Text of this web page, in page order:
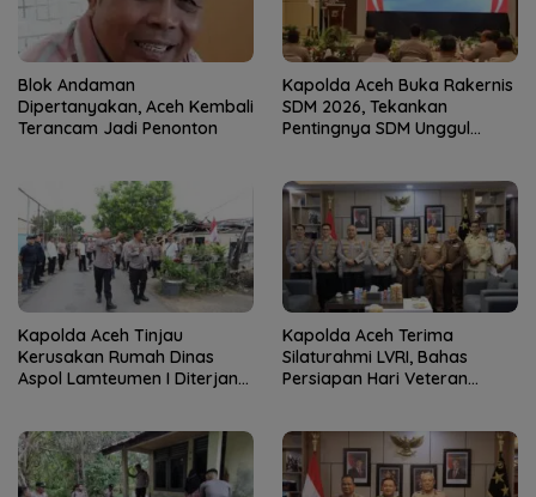
Blok Andaman
Dipertanyakan, Aceh Kembali
Terancam Jadi Penonton
Kapolda Aceh Buka Rakernis
SDM 2026, Tekankan
Pentingnya SDM Unggul
Kapolda Aceh Tinjau
Kerusakan Rumah Dinas
Aspol Lamteumen I Diterjang
Kapolda Aceh Terima
Silaturahmi LVRI, Bahas
Persiapan Hari Veteran